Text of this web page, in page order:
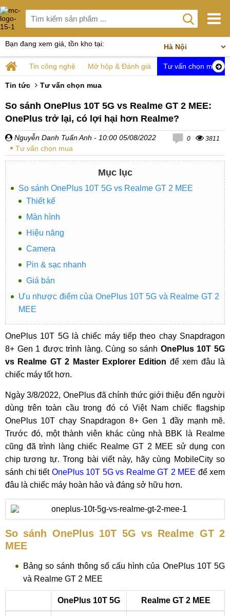
Bạn đang xem giá, tồn kho tại:
Tin công nghệ Mở hộp & Đánh giá Tư vấn chọn mua
Tin tức Tư vấn chọn mua
So sánh OnePlus 10T 5G vs Realme GT 2 MEE:
OnePlus trở lại, có lợi hại hơn Realme?
Nguyễn Danh Tuấn Anh - 10:00 05/08/2022
Tư vấn chọn mua
0 3811
Mục lục
So sánh OnePlus 10T 5G vs Realme GT 2 MEE
Thiết kế
Màn hình
Hiệu năng
Camera
Pin & sạc nhanh
Giá bán
Ưu nhược điểm của OnePlus 10T 5G và Realme GT 2
MEE
OnePlus 10T 5G là chiếc máy tiếp theo chạy Snapdragon
8+ Gen 1 được trình làng. Cùng so sánh OnePlus 10T 5G
vs Realme GT 2 Master Explorer Edition để xem đâu là
chiếc máy tốt hơn.
Ngày 3/8/2022, OnePlus đã chính thức giới thiệu đến người
dùng trên toàn cầu trong đó có Việt Nam chiếc flagship
OnePlus 10T chạy Snapdragon 8+ Gen 1 đầy mạnh mẽ.
Trước đó, một thành viên khác cùng nhà BBK là Realme
cũng đã trình làng chiếc Realme GT 2 MEE sử dụng con
chip tương tự. Trong bài viết này, hãy cùng MobileCity so
sánh chi tiết OnePlus 10T 5G vs Realme GT 2 MEE để xem
đâu là chiếc máy hoàn hảo và đáng sở hữu hơn.
So sánh OnePlus 10T 5G vs Realme GT 2
MEE
Bảng so sánh thông số cấu hình của OnePlus 10T 5G
và Realme GT 2 MEE
OnePlus 10T 5G Realme GT 2 MEE